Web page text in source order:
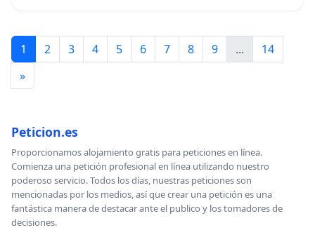
1 2 3 4 5 6 7 8 9 ...
14
»
Peticion.es
Proporcionamos alojamiento gratis para peticiones en línea.
Comienza una petición profesional en línea utilizando nuestro
poderoso servicio. Todos los días, nuestras peticiones son
mencionadas por los medios, así que crear una petición es una
fantástica manera de destacar ante el publico y los tomadores de
decisiones.